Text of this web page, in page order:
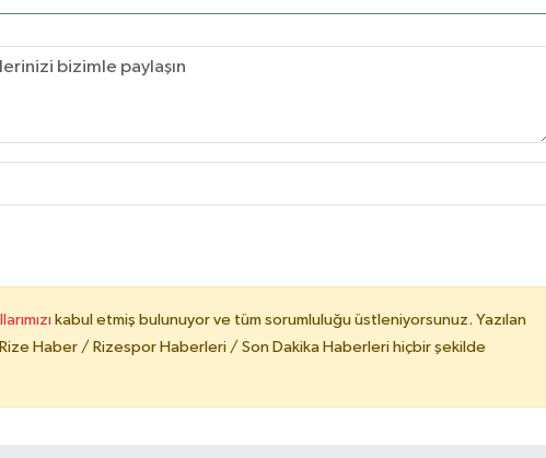
kabul etmiş bulunuyor ve tüm sorumluluğu üstleniyorsunuz. Yazılan
Haber / Rizespor Haberleri / Son Dakika Haberleri hiçbir şekilde